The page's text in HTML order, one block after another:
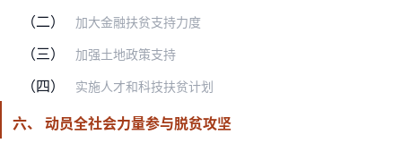
（二） 加大金融扶贫支持力度
（三） 加强土地政策支持
（四） 实施人才和科技扶贫计划
六、 动员全社会力量参与脱贫攻坚